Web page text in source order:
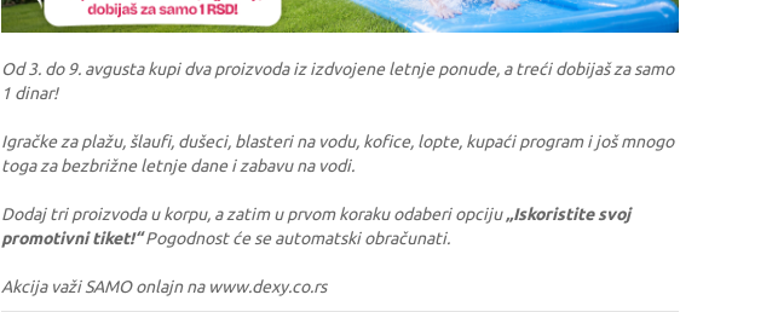
Od 3. do 9. avgusta kupi dva proizvoda iz izdvojene letnje ponude, a treći dobijaš za samo
1 dinar!
Igračke za plažu, šlaufi, dušeci, blasteri na vodu, kofice, lopte, kupaći program i još mnogo
toga za bezbrižne letnje dane i zabavu na vodi.
Dodaj tri proizvoda u korpu, a zatim u prvom koraku odaberi opciju„Iskoristite svoj
promotivni tiket!“Pogodnost će se automatski obračunati.
Akcija važi SAMO onlajn na www.dexy.co.rs